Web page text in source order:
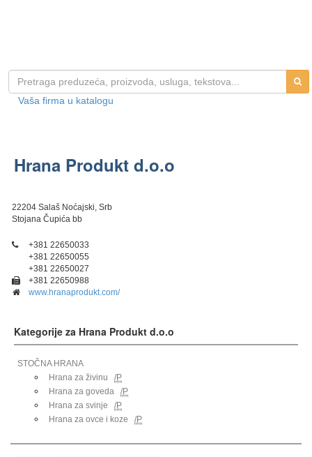
Vaša firma u katalogu
Hrana Produkt d.o.o
22204 Salaš Noćajski, Srb
Stojana Čupića bb
+381 22650033
+381 22650055
+381 22650027
+381 22650988
www.hranaprodukt.com/
Kategorije za Hrana Produkt d.o.o
STОČNA HRANA
Hrana za živinu
/P
Hrana za goveda
/P
Hrana za svinje
/P
Hrana za ovce i koze
/P